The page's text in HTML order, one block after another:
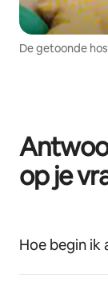
De getoonde
op je
Hoe begin ik